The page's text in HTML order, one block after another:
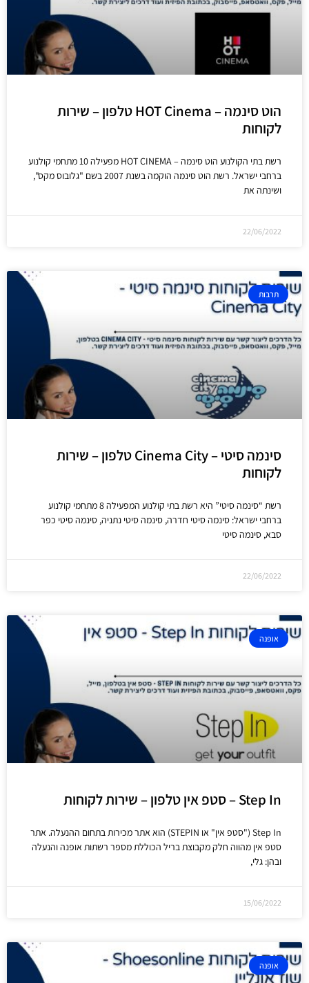
הוט סינמה – HOT Cinema טלפון – שירות
לקוחות
רשת בתי הקולנוע הוט סינמה – HOT CINEMA מפעילה 10 מתחמי קולנוע
ברחבי ישראל. רשת הוט סינמה הוקמה בשנת 2007 בשם "גלובוס מקס",
ושינתה את
22/06/2022
תרבות
סינמה סיטי – Cinema City טלפון – שירות
לקוחות
רשת “סינמה סיטי” היא רשת בתי קולנוע המפעילה 8 מתחמי קולנוע
ברחבי ישראל: סינמה סיטי חדרה, סינמה סיטי נתניה, סינמה סיטי כפר
סבא, סינמה סיטי
22/06/2022
אופנה
Step In – סטפ אין טלפון – שירות לקוחות
Step In ("סטפ אין" או STEPIN) הוא אתר מכירות בתחום ההנעלה. אתר
סטפ אין מהווה חלק מקבוצת בריל הכוללת מספר רשתות אופנה והנעלה
ובהן: גלי,
15/06/2022
אופנה